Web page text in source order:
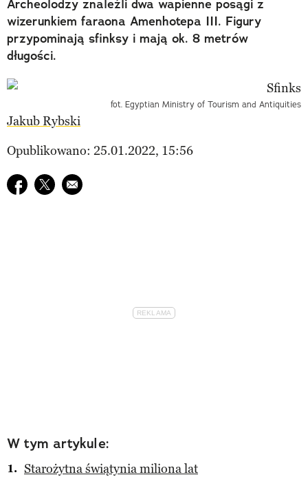
Archeolodzy znaleźli dwa wapienne posągi z
wizerunkiem faraona Amenhotepa III. Figury
przypominają sfinksy i mają ok. 8 metrów
długości.
fot. Egyptian Ministry of Tourism and Antiquities
Jakub Rybski
Opublikowano: 25.01.2022, 15:56
Udostępnij na facebook
Udostępnij na twitter
E-mail do przyjaciela
W tym artykule:
Starożytna świątynia miliona lat